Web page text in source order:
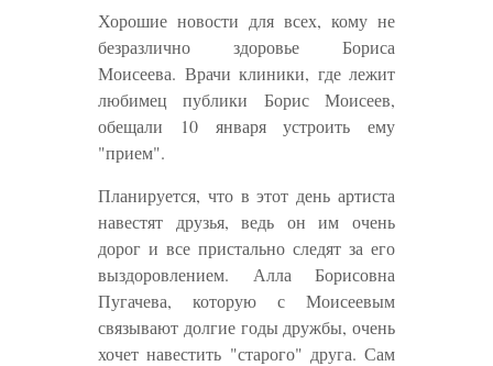
Хорошие новости для всех, кому не
безразлично здоровье Бориса
Моисеева. Врачи клиники, где лежит
любимец публики Борис Моисеев,
обещали 10 января устроить ему
"прием".
Планируется, что в этот день артиста
навестят друзья, ведь он им очень
дорог и все пристально следят за его
выздоровлением. Алла Борисовна
Пугачева, которую с Моисеевым
связывают долгие годы дружбы, очень
хочет навестить "старого" друга. Сам